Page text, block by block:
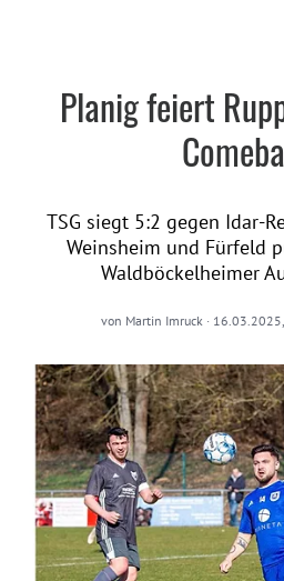
Planig feiert
TSG siegt 5:2 gegen Idar-
Weinsheim und Fürfeld
Waldböckelheimer
von Martin Imruck ·